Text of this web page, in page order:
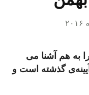
به هم آشنا می
گذشته است و